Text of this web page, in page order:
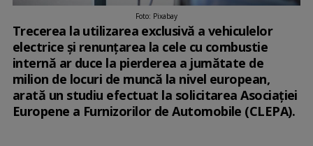
Foto: Pixabay
Trecerea la utilizarea exclusivă a vehiculelor
electrice şi renunţarea la cele cu combustie
internă ar duce la pierderea a jumătate de
milion de locuri de muncă la nivel european,
arată un studiu efectuat la solicitarea Asociaţiei
Europene a Furnizorilor de Automobile (CLEPA).